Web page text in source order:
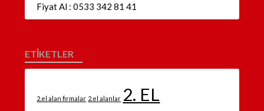
Fiyat Al : 0533 342 81 41
ETİKETLER
2.el alan firmalar 2.el alanlar 2. EL